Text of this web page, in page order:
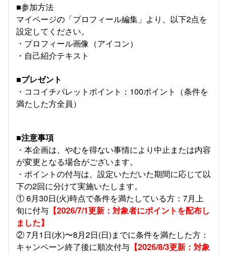
■参加方法
マイページの「プロフィール編集」より、以下2点を
設定してください。
・プロフィール画像（アイコン）
・自己紹介テキスト
■プレゼント
・ココイチパレットポイント：100ポイント（条件を
満たした方全員）
■注意事項
・本企画は、やむを得ない事情により中止または内容
が変更となる場合がございます。
・ポイントの付与は、設定いただいた期間に応じて以
下の2回に分けて実施いたします。
① 6月30日(火)時点で条件を満たしている方：7月上
旬に付与 【2026/7/1更新：対象者にポイントを配布し
ました】
② 7月1日(水)〜8月2日(日)までに条件を満たした方：
キャンペーン終了後に順次付与 【2026/8/3更新：対象